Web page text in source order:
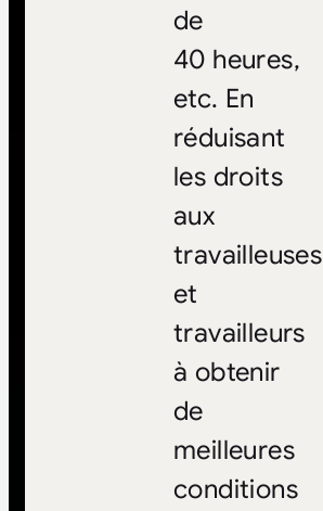
de
40 heures,
etc. En
réduisant
les droits
aux
travailleuses
et
travailleurs
à obtenir
de
meilleures
conditions